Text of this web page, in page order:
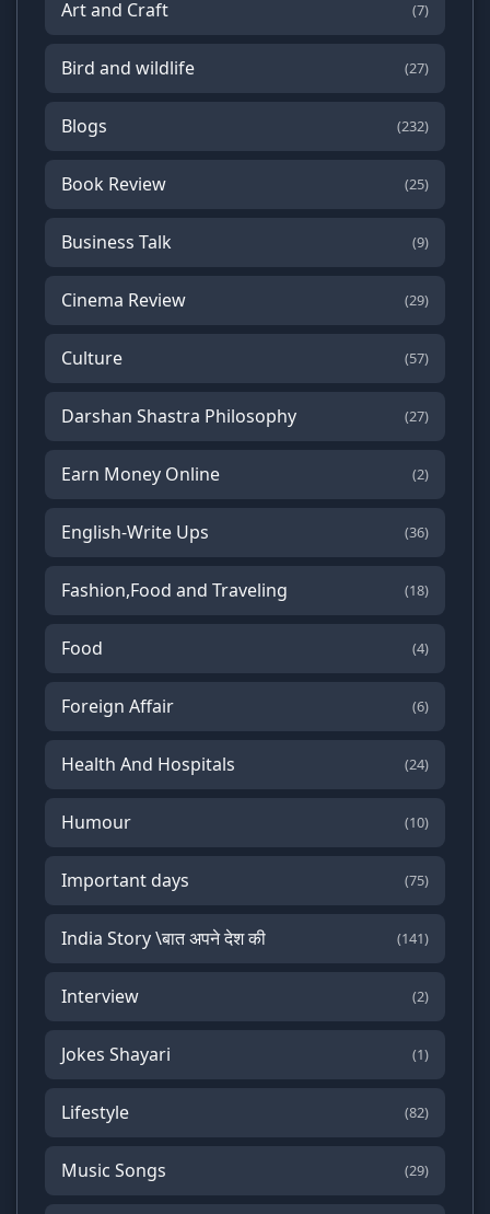
Art and Craft (7)
Bird and wildlife (27)
Blogs (232)
Book Review (25)
Business Talk (9)
Cinema Review (29)
Culture (57)
Darshan Shastra Philosophy (27)
Earn Money Online (2)
English-Write Ups (36)
Fashion,Food and Traveling (18)
Food (4)
Foreign Affair (6)
Health And Hospitals (24)
Humour (10)
Important days (75)
India Story \बात अपने देश की (141)
Interview (2)
Jokes Shayari (1)
Lifestyle (82)
Music Songs (29)